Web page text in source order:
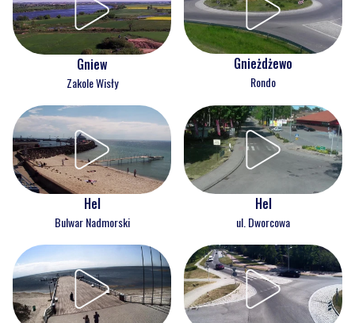
Gniew
Zakole Wisły
Gnieżdżewo
Rondo
Hel
Bulwar Nadmorski
Hel
ul. Dworcowa